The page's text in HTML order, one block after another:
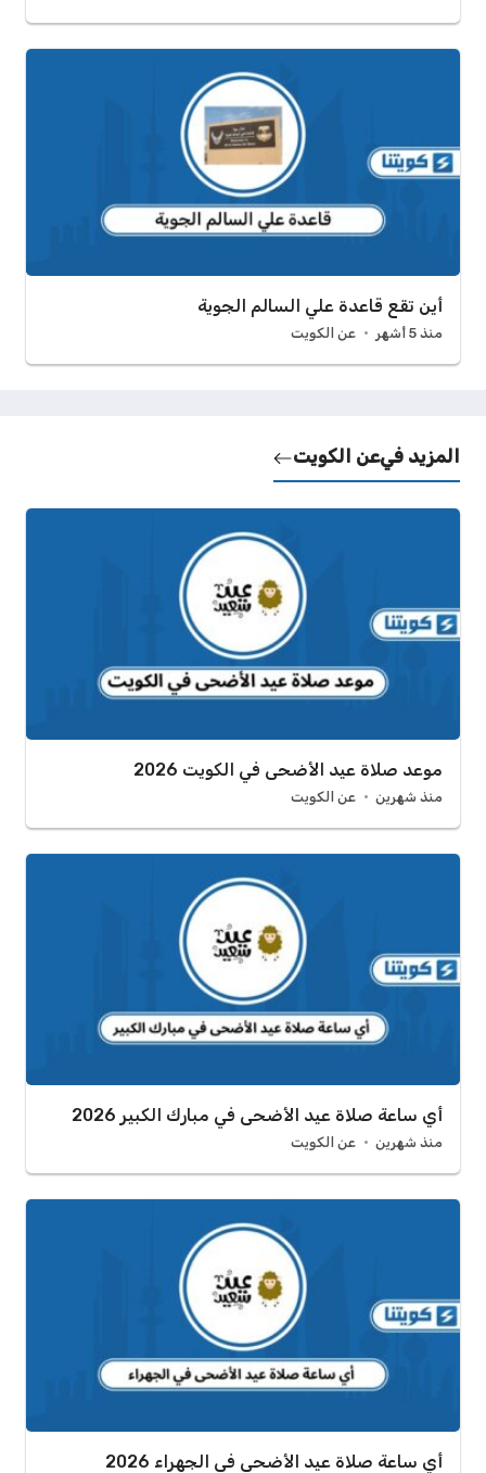
أين تقع قاعدة علي السالم الجوية
منذ 5 أشهر عن الكويت
المزيد فيعن الكويت
موعد صلاة عيد الأضحى في الكويت 2026
منذ شهرين عن الكويت
أي ساعة صلاة عيد الأضحى في مبارك الكبير 2026
منذ شهرين عن الكويت
أي ساعة صلاة عيد الأضحى في الجهراء 2026